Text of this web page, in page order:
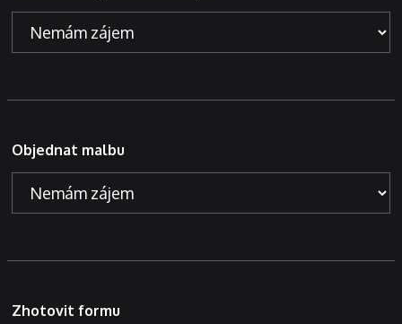
Objednat malbu
Zhotovit formu